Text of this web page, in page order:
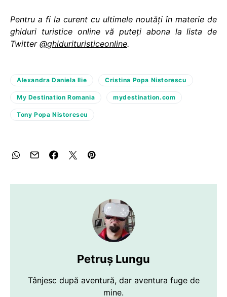
Pentru a fi la curent cu ultimele noutăți în materie de
ghiduri turistice online vă puteți abona la lista de
Twitter @ghidurituristiceonline.
Alexandra Daniela Ilie Cristina Popa Nistorescu
My Destination Romania mydestination.com
Tony Popa Nistorescu
Petruș Lungu
Tânjesc după aventură, dar aventura fuge de
mine.